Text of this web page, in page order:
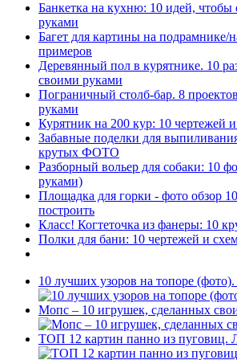
Банкетка на кухню: 10 идей, чтобы
руками
Багет для картины на подрамнике/
примеров
Деревянный пол в курятнике. 10
своими руками
Пограничный столб-бар. 8
руками
Курятник на 200 кур: 10 чертежей
Забавные поделки для
крутых ФОТО
Разборный вольер для собаки: 10
руками)
Площадка для горки - фото обзор
построить
Класс! Когтеточка из фанеры: 10
Полки для бани: 10 чертежей и
10 лучших узоров на топоре
Мопс – 10 игрушек, сделанных
ТОП 12 картин панно из пуговиц.